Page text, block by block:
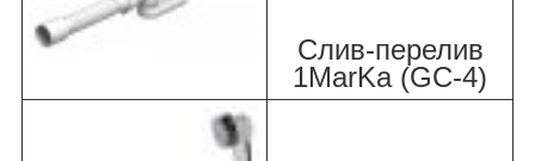
Слив-перелив
1MarKa (GC-4)